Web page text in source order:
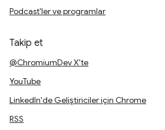
Podcast'ler ve programlar
Takip et
@ChromiumDev X'te
YouTube
LinkedIn'de Geliştiriciler için Chrome
RSS